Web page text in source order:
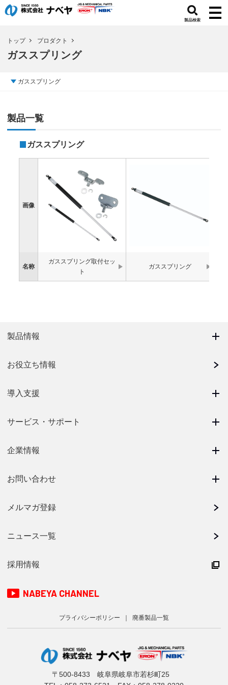
製品検索
トップ プロダクト
ガススプリング
ガススプリング
製品一覧
ガススプリング
画像
名称
ガススプリング取付セッ
ト
ガススプリング
製品情報
お役立ち情報
導入支援
サービス・サポート
企業情報
お問い合わせ
メルマガ登録
ニュース一覧
採用情報
NABEYA CHANNEL
プライバシーポリシー 廃番製品一覧
〒500-8433 岐阜県岐阜市若杉町25